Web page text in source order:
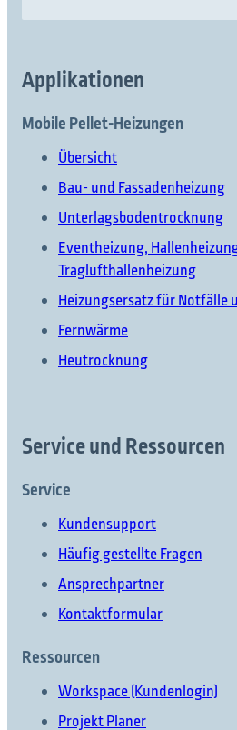
Applikationen
Mobile Pellet-Heizungen
Übersicht
Bau- und Fassadenheizung
Unterlagsbodentrocknung
Eventheizung,
Traglufthallenheizung
Heizungsersatz für Notfälle
Fernwärme
Heutrocknung
Service und Ressourcen
Service
Kundensupport
Häufig gestellte Fragen
Ansprechpartner
Kontaktformular
Ressourcen
Workspace (Kundenlogin)
Projekt Planer